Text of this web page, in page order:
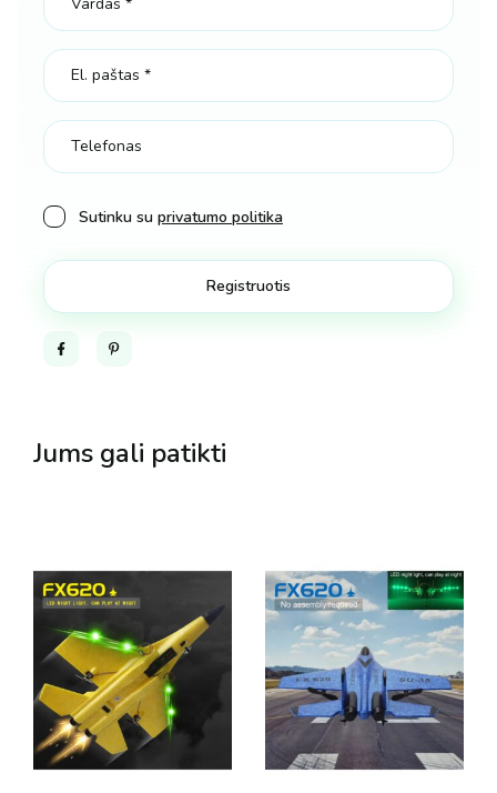
Sutinku su privatumo politika
FacebookPinterest
Jums gali patikti